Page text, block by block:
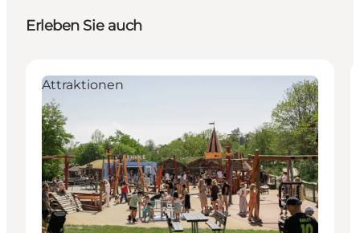
Erleben Sie auch
Attraktionen